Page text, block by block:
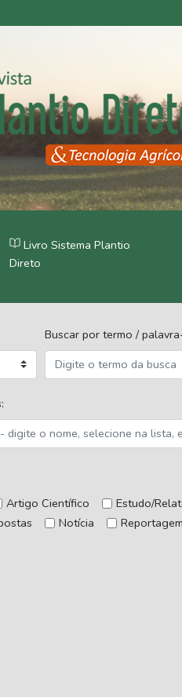
Livro Sistema Plantio
Direto
Buscar por termo /
Artigo Científico Estudo/
Notícia Reportagem